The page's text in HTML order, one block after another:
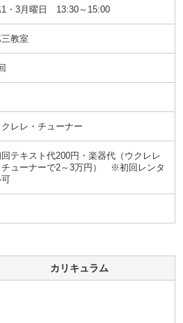
1・3月曜日 13:30～15:00
教室
クレレ・チューナー
テキスト代200円・楽器代（ウクレレ
チューナーで2～3万円）　※初回レンタ
可
カリキュラム